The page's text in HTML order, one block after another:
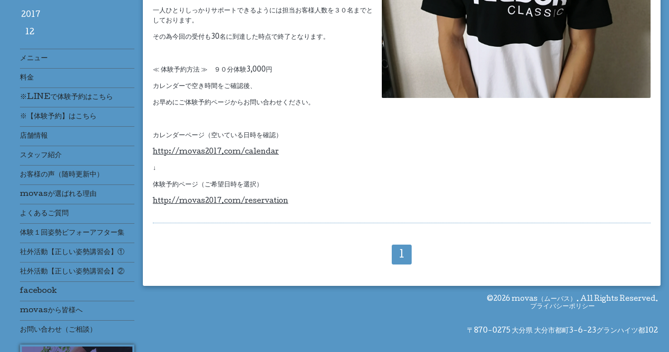
一人ひとりしっかりサポートできるようには担当お客様人数を３０名までと
しております。
その為今回の受付も30名に到達した時点で終了となります。
≪ 体験予約方法 ≫ ９０分体験3,000円
カレンダーで空き時間をご確認後、
お早めにご体験予約ページからお問い合わせください。
カレンダーページ（空いている日時を確認）
http://movas2017.com/calendar
↓
体験予約ページ（ご希望日時を選択）
http://movas2017.com/reservation
1
©2026 movas（ムーバス） . All Rights Reserved.
プライバシーポリシー
〒870-0275 大分県 大分市都町3-6-23グランハイツ都102
2017
12
メニュー
料金
※LINEで体験予約はこちら
※【体験予約】はこちら
店舗情報
スタッフ紹介
お客様の声（随時更新中）
movasが選ばれる理由
よくあるご質問
体験１回姿勢ビフォーアフター集
社外活動【正しい姿勢講習会】①
社外活動【正しい姿勢講習会】②
facebook
movasから皆様へ
お問い合わせ（ご相談）